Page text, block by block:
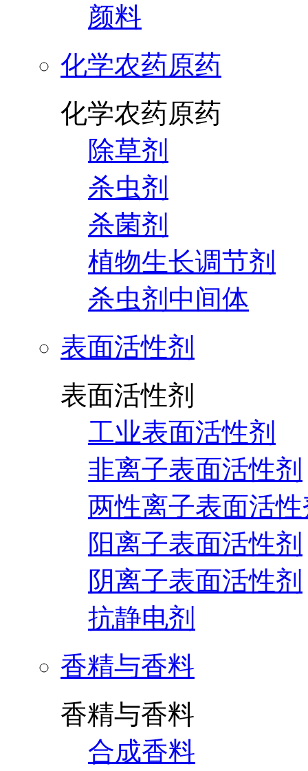
颜料
化学农药原药
化学农药原药
除草剂
杀虫剂
杀菌剂
植物生长调节剂
杀虫剂中间体
表面活性剂
表面活性剂
工业表面活性剂
非离子表面活性剂
两性离子表面活
阳离子表面活性剂
阴离子表面活性剂
抗静电剂
香精与香料
香精与香料
合成香料